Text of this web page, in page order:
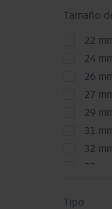
Tamaño
22
24
26
27
29
31
32
33 mm
Tipo